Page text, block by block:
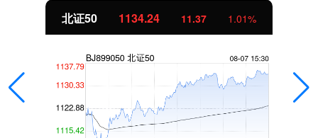
北证50 1134.24 11.37 1.01%